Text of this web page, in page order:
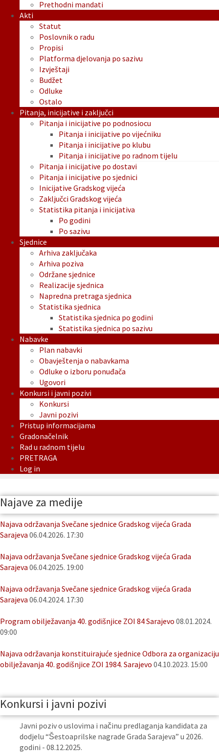
Prethodni mandati
Akti
Statut
Poslovnik o radu
Propisi
Platforma djelovanja po sazivu
Izvještaji
Budžet
Odluke
Ostalo
Pitanja, inicijative i zaključci
Pitanja i inicijative po podnosiocu
Pitanja i inicijative po vijećniku
Pitanja i inicijative po klubu
Pitanja i inicijative po radnom tijelu
Pitanja i inicijative po dostavi
Pitanja i inicijative po sjednici
Inicijative Gradskog vijeća
Zaključci Gradskog vijeća
Statistika pitanja i inicijativa
Po godini
Po sazivu
Sjednice
Arhiva zaključaka
Arhiva poziva
Održane sjednice
Realizacije sjednica
Napredna pretraga sjednica
Statistika sjednica
Statistika sjednica po godini
Statistika sjednica po sazivu
Nabavke
Plan nabavki
Obavještenja o nabavkama
Odluke o izboru ponuđača
Ugovori
Konkursi i javni pozivi
Konkursi
Javni pozivi
Pristup informacijama
Gradonačelnik
Rad u radnom tijelu
PRETRAGA
Log in
Najave za medije
Najava održavanja Svečane sjednice Gradskog vijeća Grada
Sarajeva 06.04.2026. 17:30
Najava održavanja Svečane sjednice Gradskog vijeća Grada
Sarajeva 06.04.2025. 19:00
Najava održavanja Svečane sjednice Gradskog vijeća Grada
Sarajeva 06.04.2024. 17:30
Program obilježavanja 40. godišnjice ZOI 84 Sarajevo 08.01.2024.
09:00
Najava održavanja konstituirajuće sjednice Odbora za organizaciju
obilježavanja 40. godišnjice ZOI 1984. Sarajevo 04.10.2023. 15:00
Konkursi i javni pozivi
Javni poziv o uslovima i načinu predlaganja kandidata za
dodjelu “Šestoaprilske nagrade Grada Sarajeva” u 2026.
godini - 08.12.2025.